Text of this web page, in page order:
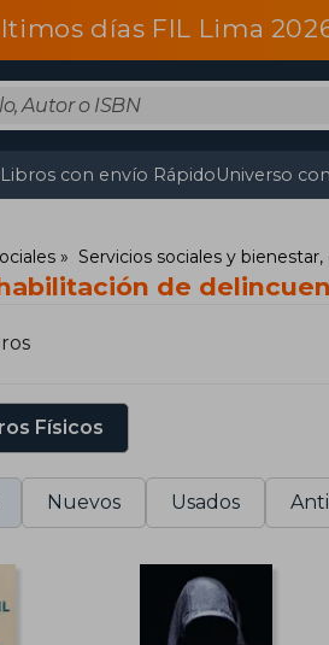
días FIL Lima
Libros con envío RápidoUniverso
Servicios sociales y
de
Físicos
Nuevos Usados